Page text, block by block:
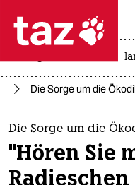
 taz
themen
politik
Die Sorge um die
Die Sorge um die
"Hören Sie